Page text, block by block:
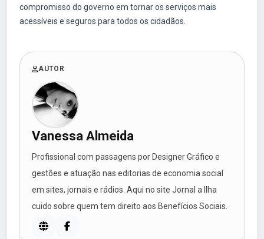
compromisso do governo em tornar os serviços mais
acessíveis e seguros para todos os cidadãos.
AUTOR
Vanessa Almeida
Profissional com passagens por Designer Gráfico e
gestões e atuação nas editorias de economia social
em sites, jornais e rádios. Aqui no site Jornal a Ilha
cuido sobre quem tem direito aos Benefícios Sociais.